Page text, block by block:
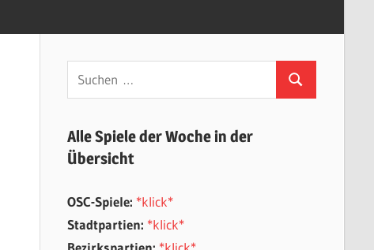
Suchen
nach:
Suchen
Alle Spiele der Woche in der
Übersicht
OSC-Spiele: *klick*
Stadtpartien: *klick*